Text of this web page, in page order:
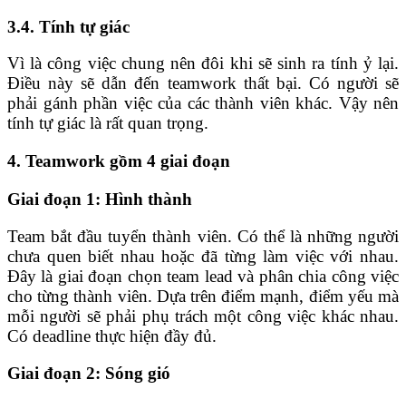
3.4. Tính tự giác
Vì là công việc chung nên đôi khi sẽ sinh ra tính ỷ lại.
Điều này sẽ dẫn đến teamwork thất bại. Có người sẽ
phải gánh phần việc của các thành viên khác. Vậy nên
tính tự giác là rất quan trọng.
4. Teamwork gồm 4 giai đoạn
Giai đoạn 1: Hình thành
Team bắt đầu tuyển thành viên. Có thể là những người
chưa quen biết nhau hoặc đã từng làm việc với nhau.
Đây là giai đoạn chọn team lead và phân chia công việc
cho từng thành viên. Dựa trên điểm mạnh, điểm yếu mà
mỗi người sẽ phải phụ trách một công việc khác nhau.
Có deadline thực hiện đầy đủ.
Giai đoạn 2: Sóng gió